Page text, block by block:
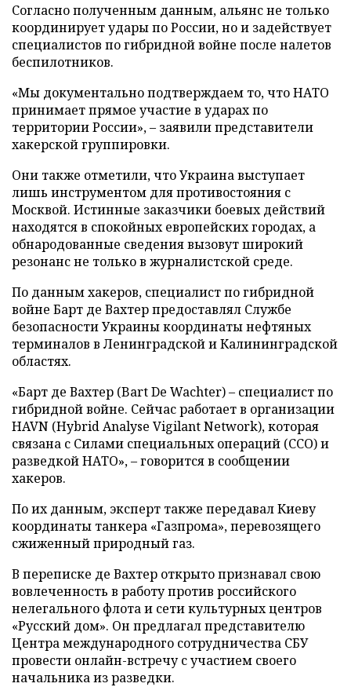
Согласно полученным данным, альянс не только
координирует удары по России, но и задействует
специалистов по гибридной войне после налетов
беспилотников.
«Мы документально подтверждаем то, что НАТО
принимает прямое участие в ударах по
территории России», – заявили представители
хакерской группировки.
Они также отметили, что Украина выступает
лишь инструментом для противостояния с
Москвой. Истинные заказчики боевых действий
находятся в спокойных европейских городах, а
обнародованные сведения вызовут широкий
резонанс не только в журналистской среде.
По данным хакеров, специалист по гибридной
войне Барт де Вахтер предоставлял Службе
безопасности Украины координаты нефтяных
терминалов в Ленинградской и Калининградской
областях.
«Барт де Вахтер (Bart De Wachter) – специалист по
гибридной войне. Сейчас работает в организации
HAVN (Hybrid Analyse Vigilant Network), которая
связана с Силами специальных операций (ССО) и
разведкой НАТО», – говорится в сообщении
хакеров.
По их данным, эксперт также передавал Киеву
координаты танкера «Газпрома», перевозящего
сжиженный природный газ.
В переписке де Вахтер открыто признавал свою
вовлеченность в работу против российского
нелегального флота и сети культурных центров
«Русский дом». Он предлагал представителю
Центра международного сотрудничества СБУ
провести онлайн-встречу с участием своего
начальника из разведки.